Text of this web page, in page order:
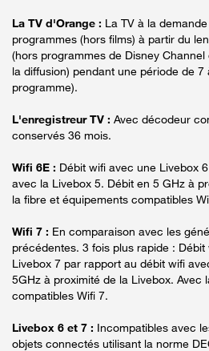
La TV d'Orange : La TV à la
programmes (hors films) à partir du
(hors programmes de Disney
la diffusion) pendant une période de 7
programme).
L'enregistreur TV : Avec décodeur
conservés 36 mois.
Wifi 6E : Débit wifi avec une Livebox
avec la Livebox 5. Débit en 5 GHz à
la fibre et équipements compatibles
Wifi 7 : En comparaison avec les
précédentes. 3 fois plus rapide :
Livebox 7 par rapport au débit wifi
5GHz à proximité de la Livebox. Avec
compatibles Wifi 7.
Livebox 6 et 7 : Incompatibles avec
objets connectés utilisant la norme